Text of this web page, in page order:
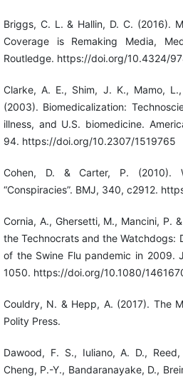
Briggs, C. L. & Hallin, D. C. (2016).
Coverage is Remaking Media,
Routledge. https://doi.org/10.4324/
Clarke, A. E., Shim, J. K., Mamo,
(2003). Biomedicalization:
illness, and U.S. biomedicine.
94. https://doi.org/10.2307/1519765
Cohen, D. & Carter, P. (2010).
“Conspiracies”. BMJ, 340, c2912.
Cornia, A., Ghersetti, M., Mancini, P.
the Technocrats and the Watchdogs:
of the Swine Flu pandemic in 2009.
1050. https://doi.org/10.1080/
Couldry, N. & Hepp, A. (2017). The
Polity Press.
Dawood, F. S., Iuliano, A. D.,
Cheng, P.-Y., Bandaranayake, D.,